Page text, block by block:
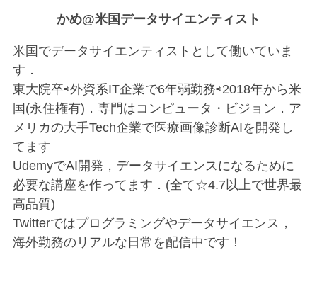
かめ@米国データサイエンティスト
米国でデータサイエンティストとして働いていま
す．
東大院卒⇨外資系IT企業で6年弱勤務⇨2018年から米
国(永住権有)．専門はコンピュータ・ビジョン．ア
メリカの大手Tech企業で医療画像診断AIを開発し
てます
UdemyでAI開発，データサイエンスになるために
必要な講座を作ってます．(全て☆4.7以上で世界最
高品質)
Twitterではプログラミングやデータサイエンス，
海外勤務のリアルな日常を配信中です！